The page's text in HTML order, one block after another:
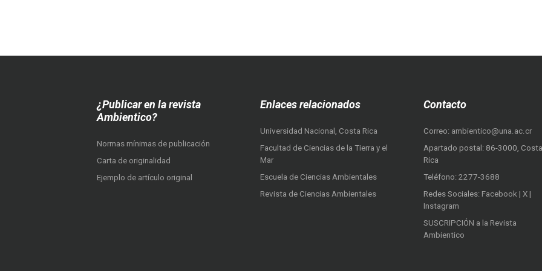
¿Publicar en la revista
Ambientico?
Normas mínimas de publicación
Carta de originalidad
Ejemplo de artículo original
Enlaces relacionados
Universidad Nacional, Costa Rica
Facultad de Ciencias de la Tierra y el
Mar
Escuela de Ciencias Ambientales
Revista de Ciencias Ambientales
Contacto
Correo: ambientico@una.ac.cr
Apartado postal: 86-3000, Costa
Rica
Teléfono: 2277-3688
Redes Sociales: Facebook | X |
Instagram
SUSCRIPCIÓN a la Revista
Ambientico